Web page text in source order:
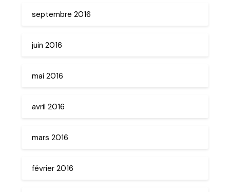
septembre 2016
juin 2016
mai 2016
avril 2016
mars 2016
février 2016